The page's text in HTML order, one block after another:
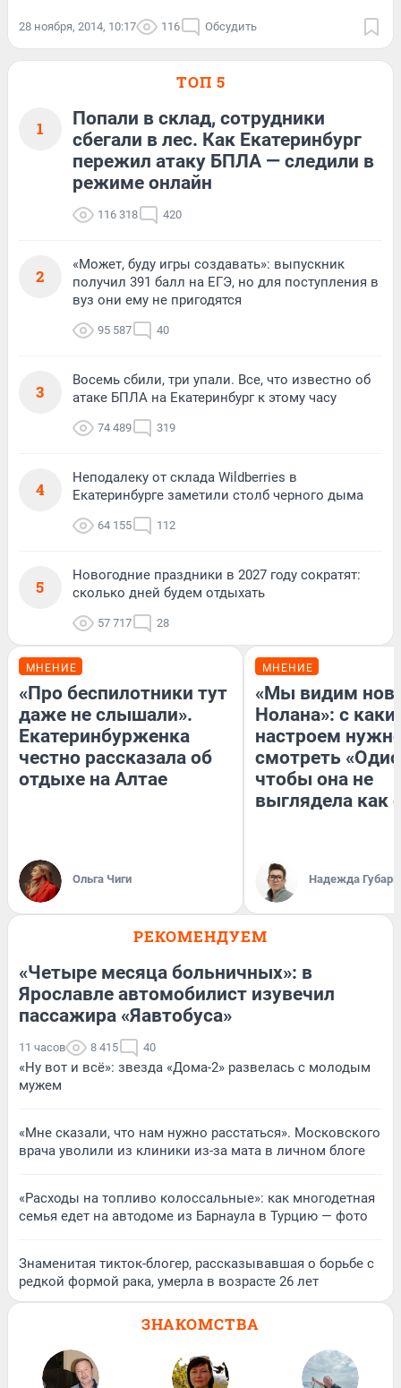
28 ноября, 2014, 10:17 116 Обсудить
ТОП 5
1
Попали в склад, сотрудники
сбегали в лес. Как Екатеринбург
пережил атаку БПЛА — следили в
режиме онлайн
116 318 420
2
«Может, буду игры создавать»: выпускник
получил 391 балл на ЕГЭ, но для поступления в
вуз они ему не пригодятся
95 587 40
3
Восемь сбили, три упали. Все, что известно об
атаке БПЛА на Екатеринбург к этому часу
74 489 319
4
Неподалеку от склада Wildberries в
Екатеринбурге заметили столб черного дыма
64 155 112
5
Новогодние праздники в 2027 году сократят:
сколько дней будем отдыхать
57 717 28
МНЕНИЕ
«Про беспилотники тут
даже не слышали».
Екатеринбурженка
честно рассказала об
отдыхе на Алтае
Ольга Чиги
МНЕНИЕ
«Мы видим
Нолана»: с
настроем
смотреть
чтобы она не
выглядела как
Надежда Губарь
РЕКОМЕНДУЕМ
«Четыре месяца больничных»: в
Ярославле автомобилист изувечил
пассажира «Яавтобуса»
11 часов 8 415 40
«Ну вот и всё»: звезда «Дома-2» развелась с молодым
мужем
«Мне сказали, что нам нужно расстаться». Московского
врача уволили из клиники из-за мата в личном блоге
«Расходы на топливо колоссальные»: как многодетная
семья едет на автодоме из Барнаула в Турцию — фото
Знаменитая тикток-блогер, рассказывавшая о борьбе с
редкой формой рака, умерла в возрасте 26 лет
ЗНАКОМСТВА